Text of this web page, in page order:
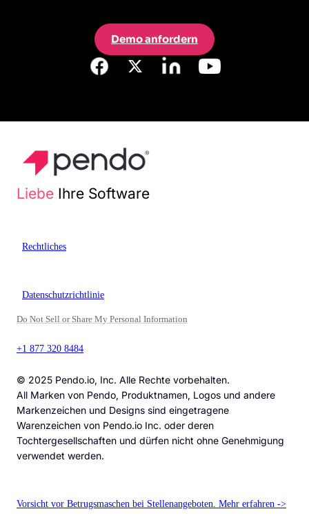
Demo anfordern
Liebe Ihre Software
Rechtliches
Datenschutzrichtlinie
Do Not Sell or Share My Personal Information
+1 877 320 8484
© 2025 Pendo.io, Inc. Alle Rechte vorbehalten.
All Marken von Pendo, Produktnamen, Logos und andere
Markenzeichen und Designs sind eingetragene
Warenzeichen von Pendo.io Inc. oder deren
Tochtergesellschaften und dürfen nicht ohne Genehmigung
verwendet werden.
Vorsicht vor Betrugsmaschen bei Stellenangeboten. Mehr erfahren ->